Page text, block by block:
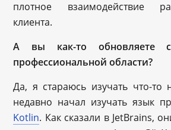
плотное взаимодействие
клиента.
А вы как-то обновляете
профессиональной области?
Да, я стараюсь изучать что-то
недавно начал изучать язык
Kotlin. Как сказали в JetBrains,